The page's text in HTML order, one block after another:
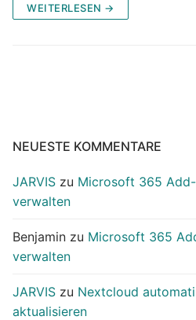
WEITERLESEN →
NEUESTE KOMMENTARE
JARVIS zu Microsoft 365
verwalten
Benjamin zu Microsoft 365
verwalten
JARVIS zu Nextcloud
aktualisieren